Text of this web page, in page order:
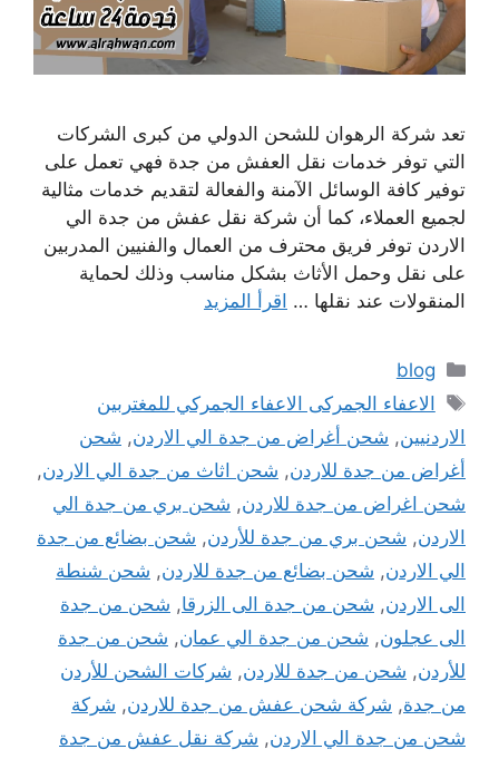
تعد شركة الرهوان للشحن الدولي من كبرى الشركات
التي توفر خدمات نقل العفش من جدة فهي تعمل على
توفير كافة الوسائل الآمنة والفعالة لتقديم خدمات مثالية
لجميع العملاء، كما أن شركة نقل عفش من جدة الي
الاردن توفر فريق محترف من العمال والفنيين المدربين
على نقل وحمل الأثاث بشكل مناسب وذلك لحماية
المنقولات عند نقلها … اقرأ المزيد
التصنيفات
blog
الوسوم
الاعفاء الجمركى الاعفاء الجمركي للمغتربين
الاردنيين, شحن أغراض من جدة الي الاردن, شحن
أغراض من جدة للاردن, شحن اثاث من جدة الي الاردن,
شحن اغراض من جدة للاردن, شحن بري من جدة الي
الاردن, شحن بري من جدة للأردن, شحن بضائع من جدة
الي الاردن, شحن بضائع من جدة للاردن, شحن شنطة
الى الاردن, شحن من جدة الى الزرقا, شحن من جدة
الى عجلون, شحن من جدة الي عمان, شحن من جدة
للأردن, شحن من جدة للاردن, شركات الشحن للأردن
من جدة, شركة شحن عفش من جدة للاردن, شركة
شحن من جدة الي الاردن, شركة نقل عفش من جدة